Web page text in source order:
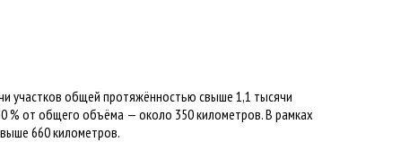
участков общей протяжённостью свыше 1,1 тысячи
% от общего объёма — около 350 километров. В рамках
660 километров.